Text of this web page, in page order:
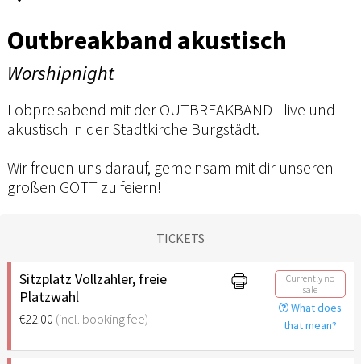
Outbreakband akustisch
Worshipnight
Lobpreisabend mit der OUTBREAKBAND - live und
akustisch in der Stadtkirche Burgstädt.
Wir freuen uns darauf, gemeinsam mit dir unseren
großen GOTT zu feiern!
TICKETS
Sitzplatz Vollzahler, freie
Platzwahl
€22.00 (incl. booking fee)
Currently no
sale
What does
that mean?